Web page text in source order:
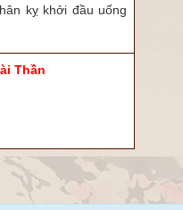
kỵ khởi đầu uống
Thần